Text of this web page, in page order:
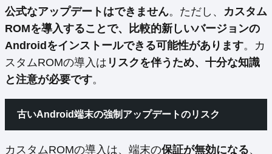
公式なアップデートはできません。ただし、 カスタム
ROMを導入することで、比較的新しいバージョンの
Androidをインストールできる可能性があります。カ
スタムROMの導入は リスクを伴うため、十分な知識
と注意が必要です。
古いAndroid端末の強制アップデートのリスク
カスタムROMの導入は、端末の保証が無効になる、